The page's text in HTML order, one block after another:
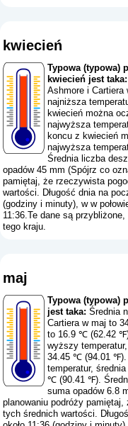
kwiecień
Typowa (typowa)
kwiecień jest taka:
Ashmore i
najniższa
kwiecień można
najwyższa
koncu z kwiecień
najwyższa
Średnia liczba
opadów 45 mm (Spójrz co
pamiętaj, że rzeczywista
wartości. Długość dnia na
(godziny i minuty), w w
11:36.Te dane są
tego kraju.
maj
Typowa (typowa)
jest taka: Średnia
Cartiera w maj to
to 16.9 ℃ (62.42
wyższy
34.45 ℃ (94.01 ℉).
temperatur,
℃ (90.41 ℉).
suma opadów 6.8
planowaniu podróży
tych średnich wartości.